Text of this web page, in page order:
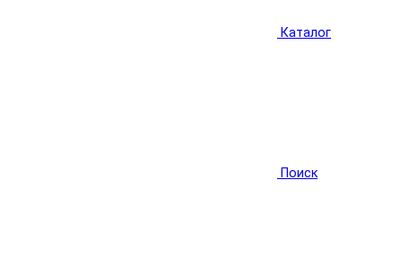
Каталог
Поиск